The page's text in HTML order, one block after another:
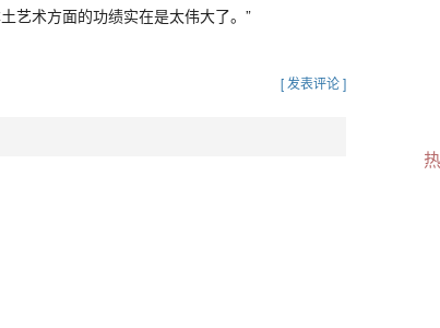
艺术方面的功绩实在是太伟大了。”
[ 发表评论 ]